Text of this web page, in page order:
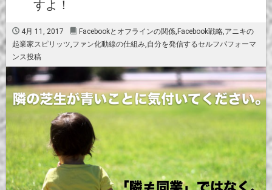
すよ！
4月 11, 2017 Facebookとオフラインの関係, Facebook戦略,アニキの
起業家スピリッツ,ファン化動線の仕組み,自分を発信するセルフパフォーマ
ンス投稿